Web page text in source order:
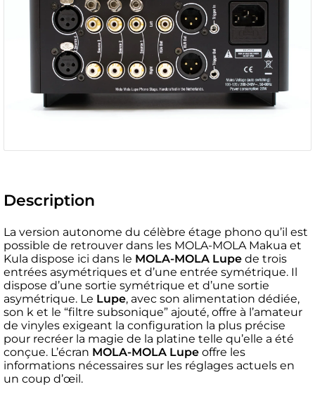
Description
La version autonome du célèbre étage phono qu’il est
possible de retrouver dans les MOLA-MOLA Makua et
Kula dispose ici dans le MOLA-MOLA Lupe de trois
entrées asymétriques et d’une entrée symétrique. Il
dispose d’une sortie symétrique et d’une sortie
asymétrique. Le Lupe, avec son alimentation dédiée,
son k et le “filtre subsonique” ajouté, offre à l’amateur
de vinyles exigeant la configuration la plus précise
pour recréer la magie de la platine telle qu’elle a été
conçue. L’écran MOLA-MOLA Lupe offre les
informations nécessaires sur les réglages actuels en
un coup d’œil.